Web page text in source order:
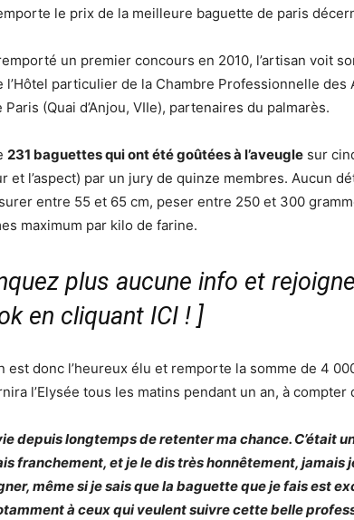
le prix de la meilleure baguette de paris
un premier concours en 2010, l’artisan voit
l’Hôtel particulier de la Chambre Professionnelle
(Quai d’Anjou, VIIe), partenaires du palmarès.
231 baguettes qui ont été goûtées à l’aveugle sur
et l’aspect) par un jury de quinze membres. Aucun
entre 55 et 65 cm, peser entre 250 et 300
maximum par kilo de farine.
plus aucune info et
en cliquant ICI ! ]
est donc l’heureux élu et remporte la somme de 4
l’Elysée tous les matins pendant un an, à compter
depuis longtemps de retenter ma chance. C’était
franchement, et je le dis très honnêtement, jamais
même si je sais que la baguette que je fais est
à ceux qui veulent suivre cette belle